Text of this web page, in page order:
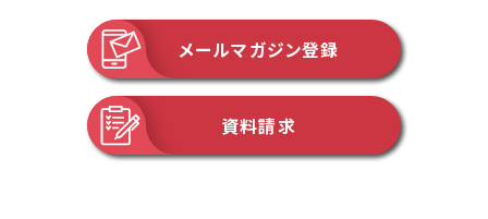
メールマガジン登録
資料請求